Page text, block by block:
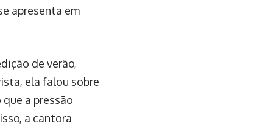
apresenta em
de verão,
ela falou sobre
a pressão
a cantora